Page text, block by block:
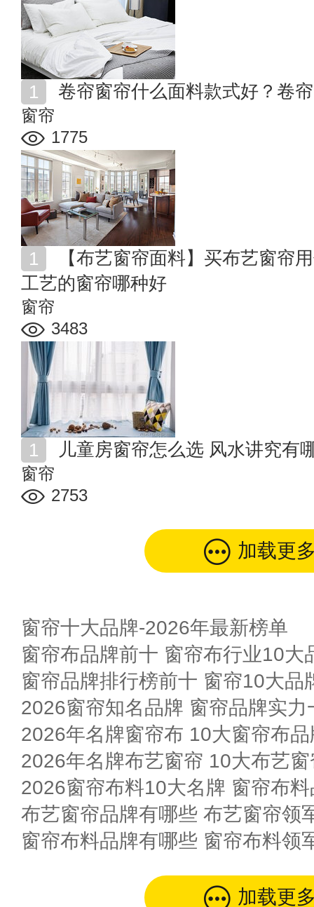
卷帘窗帘什么面料款式好？卷
窗帘
1775
工艺的窗帘哪种好
窗帘
3483
儿童房窗帘怎么选 风水讲究有
窗帘
2753
加载更
窗帘十大品牌-2026年最新榜单
窗帘布品牌前十 窗帘布行业10大
窗帘品牌排行榜前十 窗帘10大品
2026窗帘知名品牌 窗帘品牌实力
2026年名牌窗帘布 10大窗帘布
2026年名牌布艺窗帘 10大布艺
2026窗帘布料10大名牌 窗帘布
布艺窗帘品牌有哪些 布艺窗帘领
窗帘布料品牌有哪些 窗帘布料领
加载更